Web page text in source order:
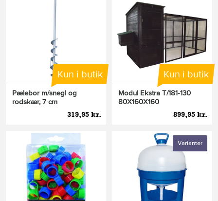
Kun i butik
Pælebor m/snegl og
rodskær, 7 cm
319,95 kr.
Kun i butik
Modul Ekstra T/181-130
80X160X160
899,95 kr.
Varianter